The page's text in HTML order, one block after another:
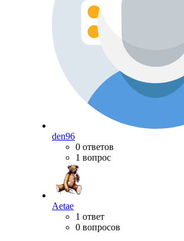
den96
0 ответов
1 вопрос
Aetae
1 ответ
0 вопросов